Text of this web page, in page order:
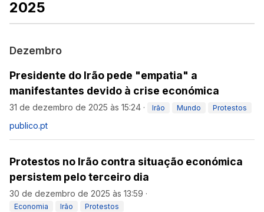
2025
Dezembro
Presidente do Irão pede "empatia" a
manifestantes devido à crise económica
31 de dezembro de 2025 às 15:24 · Irão Mundo Protestos
publico.pt
Protestos no Irão contra situação económica
persistem pelo terceiro dia
30 de dezembro de 2025 às 13:59 ·
Economia Irão Protestos